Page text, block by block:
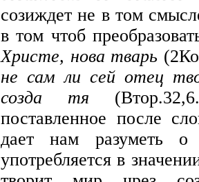
созиждет не в том
в том чтоб
Христе, нова тварь
не сам ли сей отец
созда тя
поставленное после
дает нам разуметь
употребляется в